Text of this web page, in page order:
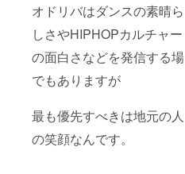
オドリバはダンスの素晴ら
しさやHIPHOPカルチャー
の面白さなどを発信する場
でもありますが
最も優先すべきは地元の人
の笑顔なんです。